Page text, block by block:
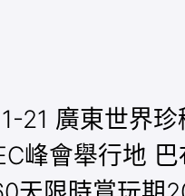
21 廣東世界
峰會舉行地